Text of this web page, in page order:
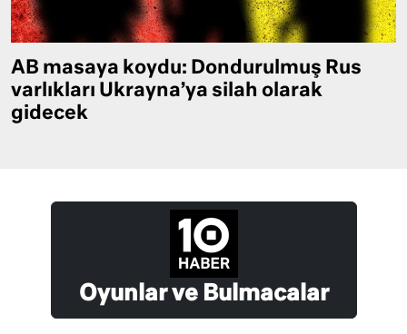
AB masaya koydu: Dondurulmuş Rus
varlıkları Ukrayna’ya silah olarak
gidecek
Oyunlar ve Bulmacalar